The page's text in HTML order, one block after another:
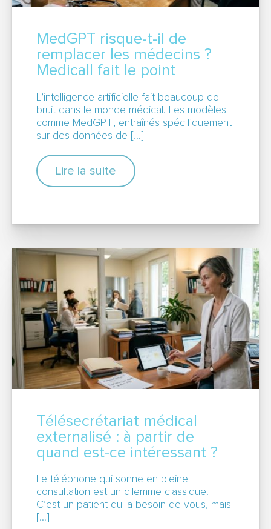
MedGPT risque-t-il de
remplacer les médecins ?
Medicall fait le point
L’intelligence artificielle fait beaucoup de
bruit dans le monde médical. Les modèles
comme MedGPT, entraînés spécifiquement
sur des données de […]
Lire la suite
Télésecrétariat médical
externalisé : à partir de
quand est-ce intéressant ?
Le téléphone qui sonne en pleine
consultation est un dilemme classique.
C’est un patient qui a besoin de vous, mais
[…]